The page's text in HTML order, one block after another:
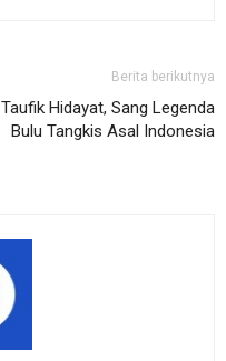
Berita berikutnya
Taufik Hidayat, Sang Legenda
Bulu Tangkis Asal Indonesia